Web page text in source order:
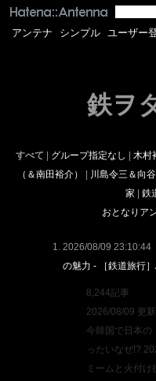
アンテナ シンプル ユーザー
鉄ヲ
すべて グループ指定なし 木村
（＆南田裕介）
川島令三＆向
家
鉄
おとなりア
2026/08/09 23:10:44
の魅力 - ［鉄道旅行
8,244記事
2026/08/09 更
今韓国で日本の
ったいなぜ!?
ミームと火付け